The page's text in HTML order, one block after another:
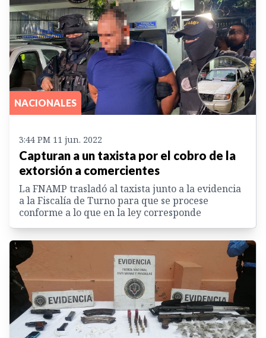
NACIONALES
3:44 PM 11 jun. 2022
Capturan a un taxista por el cobro de la
extorsión a comercientes
La FNAMP trasladó al taxista junto a la evidencia
a la Fiscalía de Turno para que se procese
conforme a lo que en la ley corresponde